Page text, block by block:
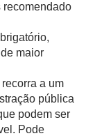
recomendado
maior
a um
pública
podem ser
Pode